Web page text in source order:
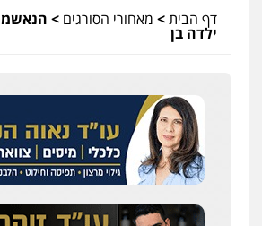
דף הבית> מאחורי הסורגים >
ילדה בן